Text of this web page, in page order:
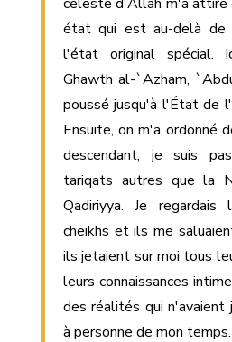
état qui est au-delà de
l'état original spécial.
Ghawth al-`Azham,
poussé jusqu'à l'État de
Ensuite, on m'a ordonné
descendant, je suis
tariqats autres que la
Qadiriyya. Je
cheikhs et ils me
ils jetaient sur moi tous
leurs connaissances
des réalités qui n'avaient
à personne de mon temps.